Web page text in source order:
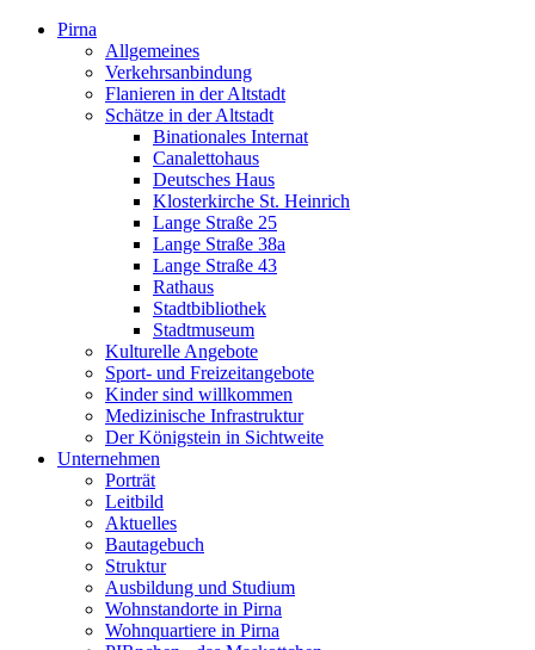
Pirna
Allgemeines
Verkehrsanbindung
Flanieren in der Altstadt
Schätze in der Altstadt
Binationales Internat
Canalettohaus
Deutsches Haus
Klosterkirche St. Heinrich
Lange Straße 25
Lange Straße 38a
Lange Straße 43
Rathaus
Stadtbibliothek
Stadtmuseum
Kulturelle Angebote
Sport- und Freizeitangebote
Kinder sind willkommen
Medizinische Infrastruktur
Der Königstein in Sichtweite
Unternehmen
Porträt
Leitbild
Aktuelles
Bautagebuch
Struktur
Ausbildung und Studium
Wohnstandorte in Pirna
Wohnquartiere in Pirna